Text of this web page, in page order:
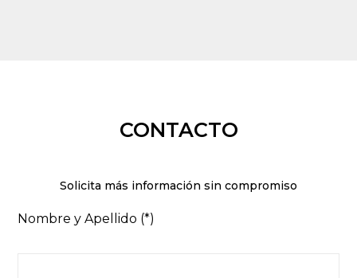
CONTACTO
Solicita más información sin compromiso
Nombre y Apellido (*)